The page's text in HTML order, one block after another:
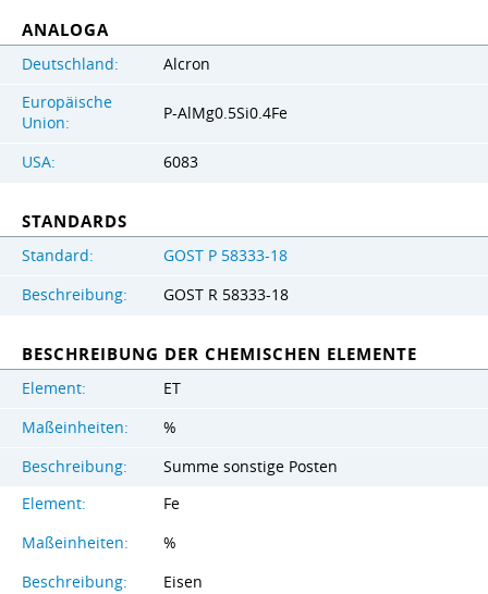
ANALOGA
Deutschland:
Alcron
Europäische
Union:
P-AlMg0.5Si0.4Fe
USA: 6083
STANDARDS
Standard:
GOST Р 58333-18
Beschreibung:
GOST R 58333-18
BESCHREIBUNG DER CHEMISCHEN ELEMENTE
Element:
ET
Maßeinheiten:
%
Beschreibung:
Summe sonstige Posten
Element:
Fe
Maßeinheiten:
%
Beschreibung:
Eisen